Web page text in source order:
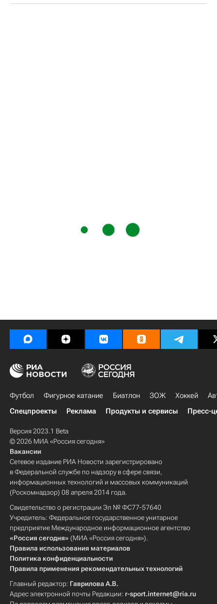
Футбол Фигурное катание Биатлон ЗОЖ Хоккей
Спецпроекты
Реклама Продукты и сервисы Пресс-
Версия 2023.1 Beta
© 2026 МИА «Россия сегодня»
Вакансии
Сетевое издание РИА Новости зарегистрировано
в Федеральной службе по надзору в сфере связи,
информационных технологий и массовых коммуникаций
(Роскомнадзор) 08 апреля 2014 года.
Свидетельство о регистрации Эл № ФС77-57640
Учредитель: Федеральное государственное унитарное
предприятие Международное информационное агентство
«Россия сегодня» (МИА «Россия сегодня»).
Правила использования материалов
Политика конфиденциальности
Правила применения рекомендательных технологий
Главный редактор: Гаврилова А.В.
Адрес электронной почты Редакции: r-sport.internet@ria.ru